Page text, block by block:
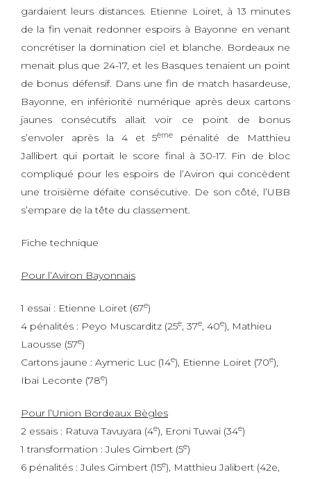
gardaient leurs distances. Etienne Loiret, à 13 minutes
de la fin venait redonner espoirs à Bayonne en venant
concrétiser la domination ciel et blanche. Bordeaux ne
menait plus que 24-17, et les Basques tenaient un point
de bonus défensif. Dans une fin de match hasardeuse,
Bayonne, en infériorité numérique après deux cartons
jaunes consécutifs allait voir ce point de bonus
s’envoler après la 4 et 5ème
pénalité de Matthieu
Jallibert qui portait le score final à 30-17. Fin de bloc
compliqué pour les espoirs de l’Aviron qui concèdent
une troisième défaite consécutive. De son côté, l’UBB
s’empare de la tête du classement.
Fiche technique
Pour l’Aviron Bayonnais
1 essai : Etienne Loiret (67e)
4 pénalités : Peyo Muscarditz (25e, 37e, 40e), Mathieu
Laousse (57e)
Cartons jaune : Aymeric Luc (14e), Etienne Loiret (70e),
Ibai Leconte (78e)
Pour l’Union Bordeaux Bègles
2 essais : Ratuva Tavuyara (4e), Eroni Tuwai (34e)
1 transformation : Jules Gimbert (5e)
6 pénalités : Jules Gimbert (15e), Matthieu Jalibert (42e,